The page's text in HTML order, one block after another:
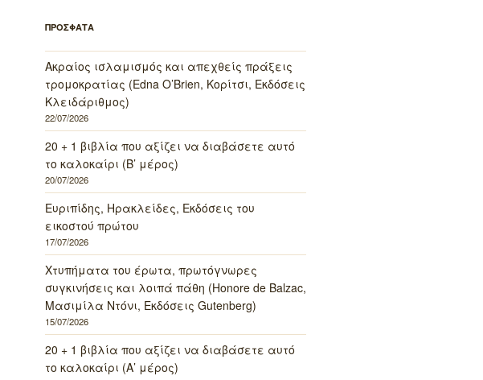
ΠΡΟΣΦΑΤΑ
Ακραίος ισλαμισμός και απεχθείς πράξεις
τρομοκρατίας (Edna O’Brien, Κορίτσι, Εκδόσεις
Κλειδάριθμος)
22/07/2026
20 + 1 βιβλία που αξίζει να διαβάσετε αυτό
το καλοκαίρι (Β’ μέρος)
20/07/2026
Ευριπίδης, Ηρακλείδες, Εκδόσεις του
εικοστού πρώτου
17/07/2026
Χτυπήματα του έρωτα, πρωτόγνωρες
συγκινήσεις και λοιπά πάθη (Honore de Balzac,
Μασιμίλα Ντόνι, Εκδόσεις Gutenberg)
15/07/2026
20 + 1 βιβλία που αξίζει να διαβάσετε αυτό
το καλοκαίρι (Α’ μέρος)